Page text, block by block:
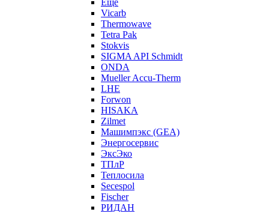
Ещё
Vicarb
Thermowave
Tetra Pak
Stokvis
SIGMA API Schmidt
ONDA
Mueller Accu-Therm
LHE
Forwon
HISAKA
Zilmet
Машимпэкс (GEA)
Энергосервис
ЭксЭко
ТПлР
Теплосила
Secespol
Fischer
РИДАН